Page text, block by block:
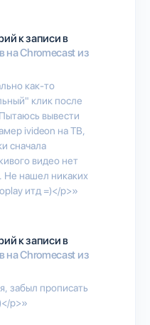
к записи в
на Chromecast из
как-то
клик после
вывести
ivideon на ТВ,
сначала
видео нет
нашел никаких
итд =)</p>»
к записи в
на Chromecast из
забыл прописать
p>»